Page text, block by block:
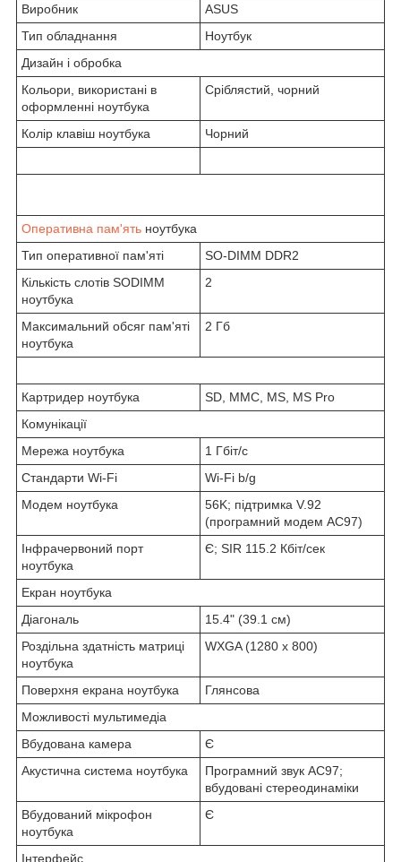
Виробник
ASUS
Тип обладнання
Ноутбук
Дизайн і обробка
Кольори, використані в
оформленні ноутбука
Сріблястий, чорний
Колір клавіш ноутбука Чорний
Оперативна пам'ять ноутбука
Тип оперативної пам'яті
SO-DIMM DDR2
Кількість слотів SODIMM
ноутбука
2
Максимальний обсяг пам'яті
ноутбука
2 Гб
Картридер ноутбука
SD, MMC, MS, MS Pro
Комунікації
Мережа ноутбука
1 Гбіт/с
Стандарти Wi-Fi
Wi-Fi b/g
Модем ноутбука
56K; підтримка V.92
(програмний модем AC97)
Інфрачервоний порт
ноутбука
Є; SIR 115.2 Кбіт/сек
Екран ноутбука
Діагональ
15.4" (39.1 см)
Роздільна здатність матриці
ноутбука
WXGA (1280 x 800)
Поверхня екрана ноутбука
Глянсова
Можливості мультимедіа
Вбудована камера
Є
Акустична система ноутбука
Програмний звук AC97;
вбудовані стереодинаміки
Вбудований мікрофон
ноутбука
Є
Інтерфейс